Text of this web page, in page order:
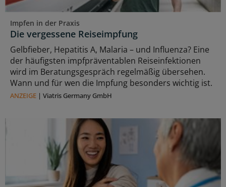
Impfen in der Praxis
Die vergessene Reiseimpfung
Gelbfieber, Hepatitis A, Malaria – und Influenza? Eine
der häufigsten impfpräventablen Reiseinfektionen
wird im Beratungsgespräch regelmäßig übersehen.
Wann und für wen die Impfung besonders wichtig ist.
ANZEIGE | Viatris Germany GmbH